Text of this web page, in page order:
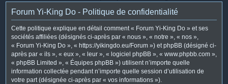
Forum Yi-King Do - Politique de confidentialité
Cette politique explique en détail comment « Forum Yi-King Do » et ses
sociétés affiliées (désignés ci-après par « nous », « notre », « nos »,
« Forum Yi-King Do », « https://yikingdo.eu/Forum ») et phpBB (désigné ci-
après par « ils », « eux », « leur », « logiciel phpBB », « www.phpbb.com »,
« phpBB Limited », « Équipes phpBB ») utilisent n’importe quelle
information collectée pendant n’importe quelle session d’utilisation de
votre part (désignée ci-après par « vos informations »).